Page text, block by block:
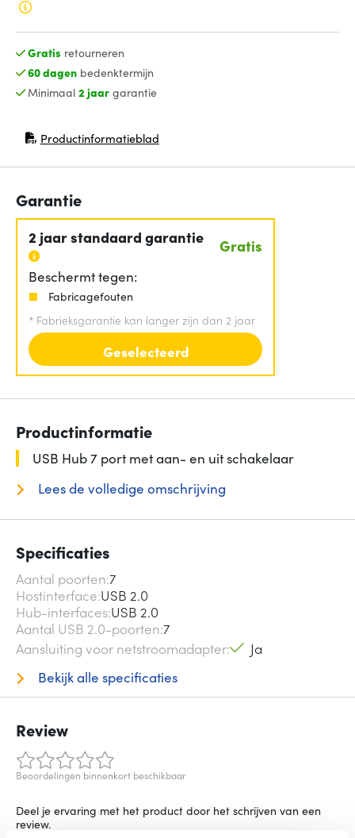
Gratis retourneren
60 dagenbedenktermijn
Minimaal 2 jaargarantie
Productinformatieblad
(opent in nieuw venster)
Garantie
2 jaar standaard garantie Gratis
Beschermt tegen:
Fabricagefouten
* Fabrieksgarantie kan langer zijn dan 2 jaar
Geselecteerd
Productinformatie
USB Hub 7 port met aan- en uit schakelaar
Lees de volledige omschrijving
Specificaties
Aantal poorten 7
Hostinterface USB 2.0
Hub-interfaces USB 2.0
Aantal USB 2.0-poorten 7
Aansluiting voor netstroomadapter
Ja
Bekijk alle specificaties
Review
Beoordelingen binnenkort beschikbaar
Deel je ervaring met het product door het schrijven van een
review.